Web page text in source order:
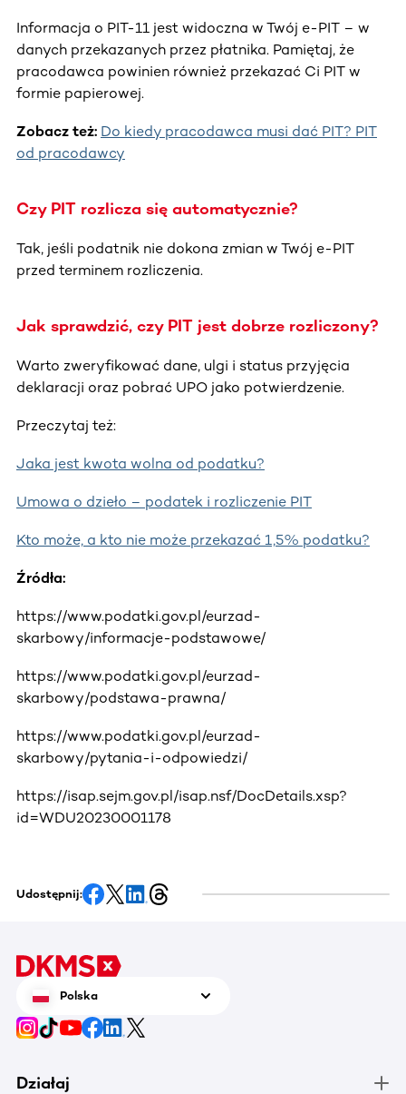
Informacja o PIT-11 jest widoczna w Twój e-PIT – w
danych przekazanych przez płatnika. Pamiętaj, że
pracodawca powinien również przekazać Ci PIT w
formie papierowej.
Zobacz też: Do kiedy pracodawca musi dać PIT? PIT
od pracodawcy
Czy PIT rozlicza się automatycznie?
Tak, jeśli podatnik nie dokona zmian w Twój e-PIT
przed terminem rozliczenia.
Jak sprawdzić, czy PIT jest dobrze rozliczony?
Warto zweryfikować dane, ulgi i status przyjęcia
deklaracji oraz pobrać UPO jako potwierdzenie.
Przeczytaj też:
Jaka jest kwota wolna od podatku?
Umowa o dzieło – podatek i rozliczenie PIT
Kto może, a kto nie może przekazać 1,5% podatku?
Źródła:
https://www.podatki.gov.pl/eurzad-
skarbowy/informacje-podstawowe/
https://www.podatki.gov.pl/eurzad-
skarbowy/podstawa-prawna/
https://www.podatki.gov.pl/eurzad-
skarbowy/pytania-i-odpowiedzi/
https://isap.sejm.gov.pl/isap.nsf/DocDetails.xsp?
id=WDU20230001178
Udostępnij:
Polska
Działaj